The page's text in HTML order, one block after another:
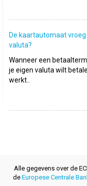
De kaartautomaat
valuta?
Wanneer een
je eigen valuta wilt
werkt..
Alle gegevens over de
de Europese Centrale